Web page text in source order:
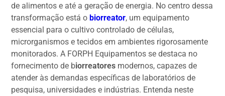
de alimentos e até a geração de energia. No centro dessa
transformação está obiorreator, um equipamento
essencial para o cultivo controlado de células,
microrganismos e tecidos em ambientes rigorosamente
monitorados. A FORPH Equipamentos se destaca no
fornecimento de biorreatores modernos, capazes de
atender às demandas específicas de laboratórios de
pesquisa, universidades e indústrias. Entenda neste